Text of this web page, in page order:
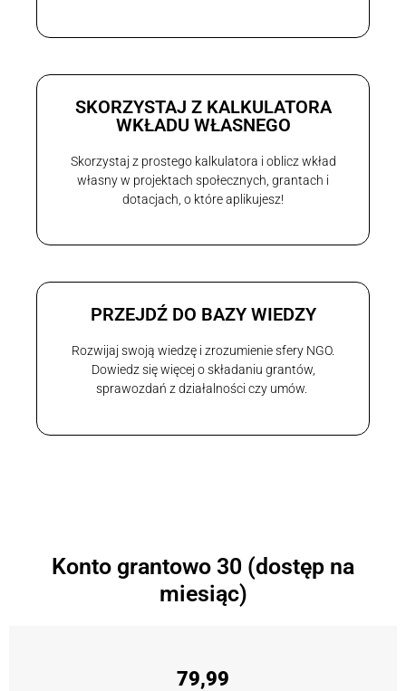
SKORZYSTAJ Z KALKULATORA
WKŁADU WŁASNEGO
Skorzystaj z prostego kalkulatora i oblicz wkład
własny w projektach społecznych, grantach i
dotacjach, o które aplikujesz!
PRZEJDŹ DO BAZY WIEDZY
Rozwijaj swoją wiedzę i zrozumienie sfery NGO.
Dowiedz się więcej o składaniu grantów,
sprawozdań z działalności czy umów.
Konto grantowo 30 (dostęp na
miesiąc)
79,99